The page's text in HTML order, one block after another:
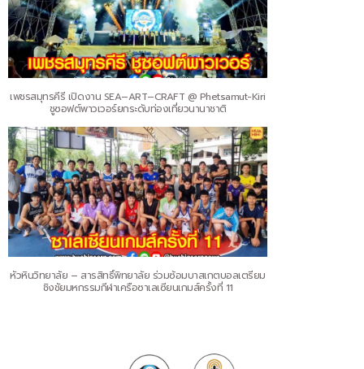
เพชรสมุทรคีรี เปิดงาน SEA–ART–CRAFT @ Phetsamut-Kiri
ชูซอฟต์พาวเวอร์ยกระดับท่องเที่ยวนานาชาติ
หัวหินวิทยาลัย – สารสิทธิ์พิทยาลัย ร่วมซ้อมบาสเกตบอลเตรียม
ชิงชัยมหกรรมกีฬาเครือซาเลเซียนเกมส์ครั้งที่ 11